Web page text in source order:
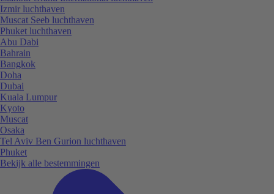
Izmir luchthaven
Muscat Seeb luchthaven
Phuket luchthaven
Abu Dabi
Bahrain
Bangkok
Doha
Dubai
Kuala Lumpur
Kyoto
Muscat
Osaka
Tel Aviv Ben Gurion luchthaven
Phuket
Bekijk alle bestemmingen